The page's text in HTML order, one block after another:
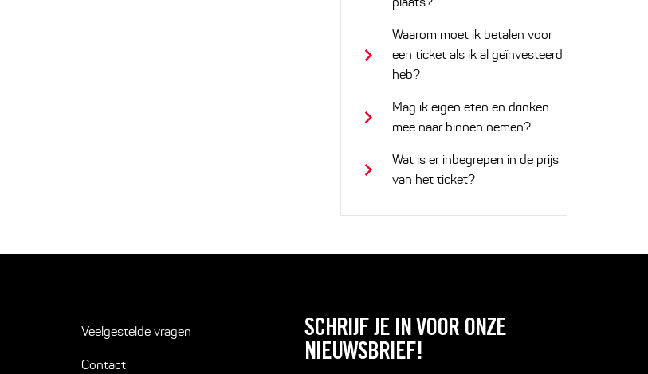
Waarom moet ik betalen voor
een ticket als ik al geïnvesteerd
heb?
Mag ik eigen eten en drinken
mee naar binnen nemen?
Wat is er inbegrepen in de prijs
van het ticket?
Veelgestelde vragen
Contact
SCHRIJF JE IN VOOR ONZE
NIEUWSBRIEF!